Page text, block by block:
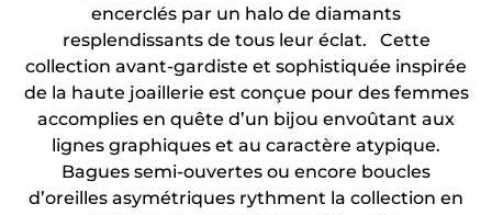
encerclés par un halo de diamants
resplendissants de tous leur éclat. Cette
collection avant-gardiste et sophistiquée inspirée
de la haute joaillerie est conçue pour des femmes
accomplies en quête d’un bijou envoûtant aux
lignes graphiques et au caractère atypique.
Bagues semi-ouvertes ou encore boucles
d’oreilles asymétriques rythment la collection en